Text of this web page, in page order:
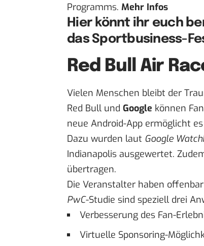
Programms. Mehr Infos
Hier könnt ihr euch
das Sportbusiness-
Red Bull Air
Vielen Menschen bleibt der
Red Bull und Google können
neue Android-App ermöglicht
Dazu wurden laut Google
Indianapolis ausgewertet.
übertragen.
Die Veranstalter haben
PwC-Studie sind speziell drei
Verbesserung des Fan-
Virtuelle Sponsoring-